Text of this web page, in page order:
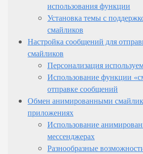
использования функции
Установка темы с
смайликов
Настройка сообщений для
смайликов
Персонализация
Использование функции
отправке сообщений
Обмен анимированными
приложениях
Использование
мессенджерах
Разнообразные